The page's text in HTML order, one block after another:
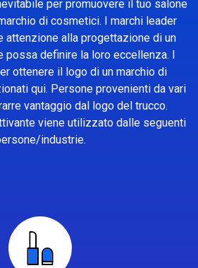
per promuovere il tuo salone
di cosmetici. I marchi leader
attenzione alla progettazione di un
possa definire la loro eccellenza. I
ottenere il logo di un marchio di
qui. Persone provenienti da vari
vantaggio dal logo del trucco.
viene utilizzato dalle seguenti
industrie.